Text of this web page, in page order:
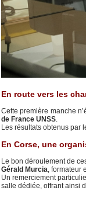
En route vers les
Cette première manche
de France UNSS.
Les résultats obtenus par
En Corse, une
Le bon déroulement de
Gérald Murcia, formateur
Un remerciement
salle dédiée, offrant ainsi